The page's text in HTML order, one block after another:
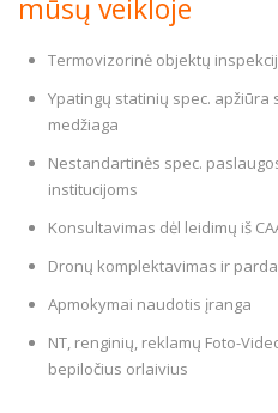
mūsų veikloje
Termovizorinė objektų
Ypatingų statinių spec. apžiūra
medžiaga
Nestandartinės spec.
institucijoms
Konsultavimas dėl leidimų iš
Dronų komplektavimas ir
Apmokymai naudotis įranga
NT, renginių, reklamų Foto-
bepiločius orlaivius